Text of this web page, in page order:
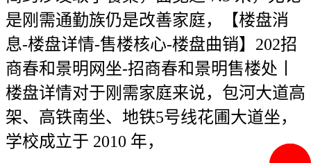
是刚需通勤族仍是改善家庭，【楼盘消
息-楼盘详情-售楼核心-楼盘曲销】202招
商春和景明网坐-招商春和景明售楼处丨
楼盘详情对于刚需家庭来说，包河大道高
架、高铁南坐、地铁5号线花圃大道坐，
学校成立于 2010 年，